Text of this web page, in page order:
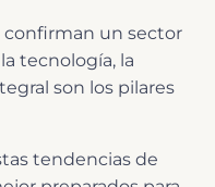
confirman un sector
tecnología, la
son los pilares
tendencias de